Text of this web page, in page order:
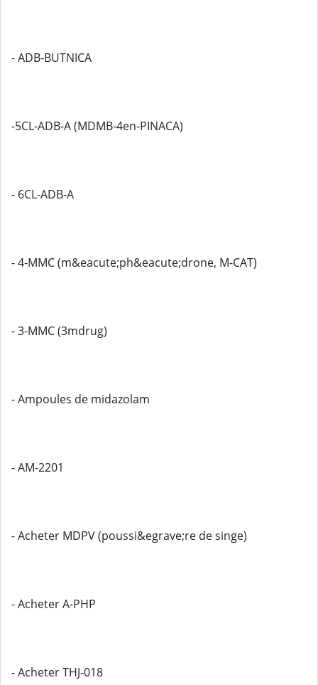
- ADB-BUTNICA
-5CL-ADB-A (MDMB-4en-PINACA)
- 6CL-ADB-A
- 4-MMC (m&eacute;ph&eacute;drone, M-CAT)
- 3-MMC (3mdrug)
- Ampoules de midazolam
- AM-2201
- Acheter MDPV (poussi&egrave;re de singe)
- Acheter A-PHP
- Acheter THJ-018